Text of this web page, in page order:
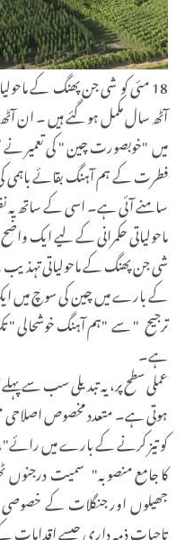
18 مئی کو
شی جن پھنگ کے
آٹھ سال مکمل ہو گئے ہیں ۔ ان
میں "خوبصورت چین " کی تعمیر
فطرت کے ہم آہنگ بقائے باہمی
سامنے آئی ہے۔ اسی کے ساتھ یہ
ماحولیاتی حکمرانی کے لیے ایک
شی جن پھنگ کے ماحولیاتی
کے بارے میں چین کی سوچ میں ایک
ترجیح " سے "ہم آہنگ خوشحالی "
ہے۔
عملی سطح پر، یہ تبدیلی سب سے
ہوتی ہے۔ متعدد مخصوص اصلاحی
کو تیز کرنے کے بارے میں
کا جامع منصوبہ" سمیت درجنوں
جھیلوں اور جنگلات کے خصوصی
تاحیات ذمہ داری جیسے اقدامات